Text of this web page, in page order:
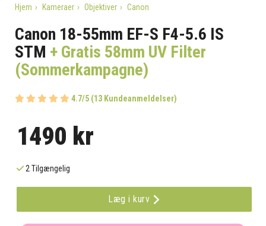
Hjem Kameraer Objektiver Canon
Canon 18-55mm EF-S F4-5.6 IS
STM + Gratis 58mm UV Filter
(Sommerkampagne)
4.7/5 (13 Kundeanmeldelser)
1490 kr
2 Tilgængelig
Læg i kurv